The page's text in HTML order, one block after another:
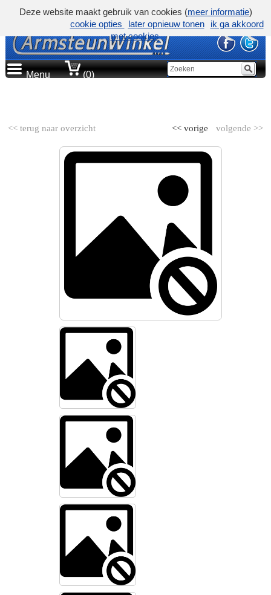
Menu (0)
<< terug naar overzicht volgende >>
<< vorige
Deze website maakt gebruik van cookies (meer informatie)
cookie opties
later opnieuw tonen
ik ga akkoord
met cookies